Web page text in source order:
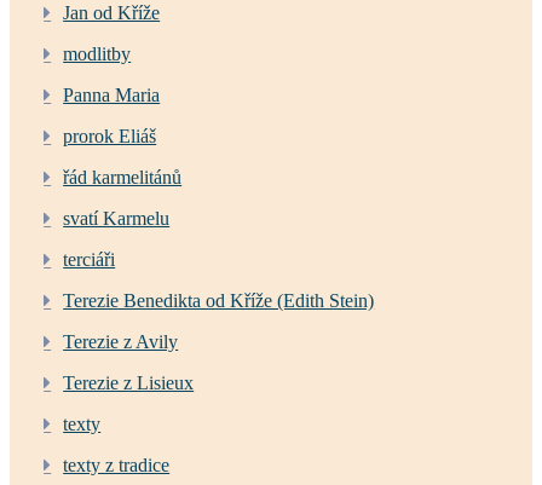
Jan od Kříže
modlitby
Panna Maria
prorok Eliáš
řád karmelitánů
svatí Karmelu
terciáři
Terezie Benedikta od Kříže (Edith Stein)
Terezie z Avily
Terezie z Lisieux
texty
texty z tradice